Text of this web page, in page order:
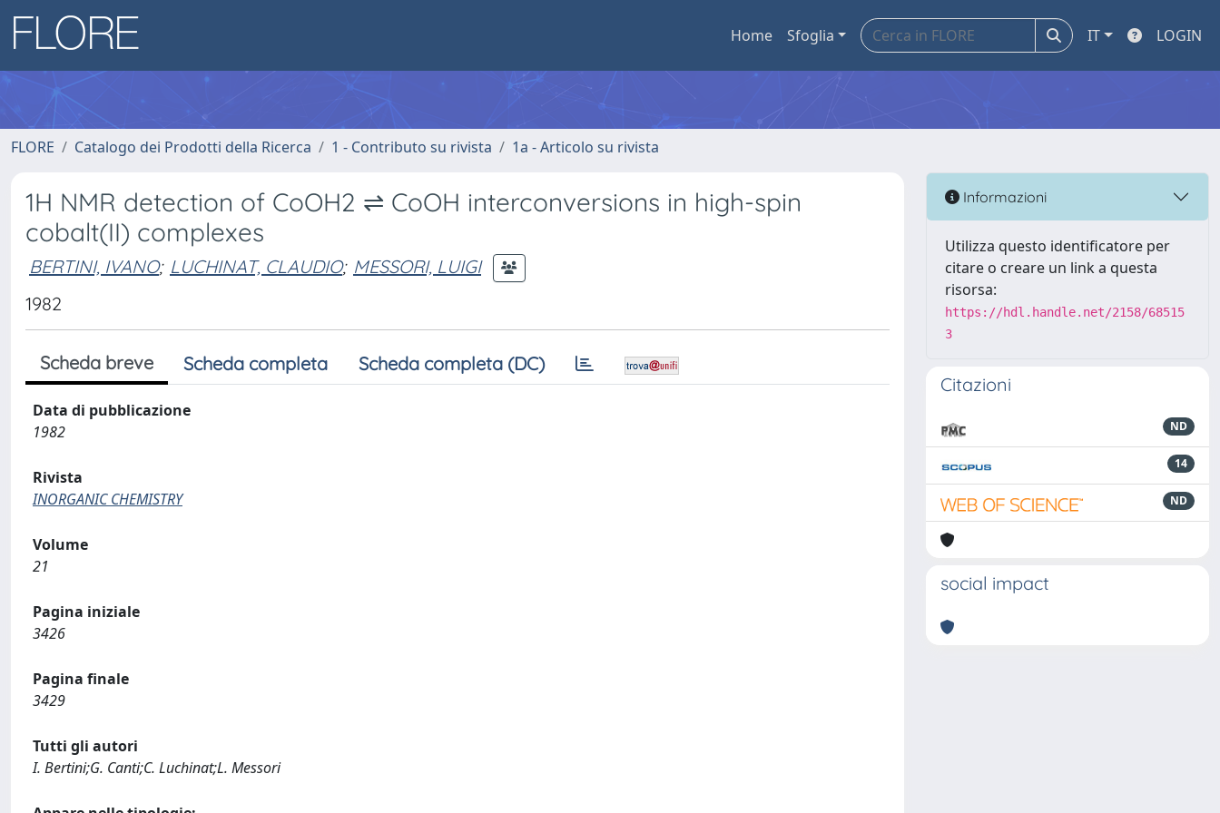
Home Sfoglia IT LOGIN
FLORE Catalogo dei Prodotti della Ricerca 1 - Contributo su rivista 1a - Articolo su rivista
1H NMR detection of CoOH2 ⇌ CoOH interconversions in high-spin
cobalt(II) complexes
BERTINI, IVANO; LUCHINAT, CLAUDIO; MESSORI, LUIGI
1982
Scheda breve Scheda completa Scheda completa (DC)
Data di pubblicazione
1982
Rivista
INORGANIC CHEMISTRY
Volume
21
Pagina iniziale
3426
Pagina finale
3429
Tutti gli autori
I. Bertini;G. Canti;C. Luchinat;L. Messori
Informazioni
Utilizza questo identificatore per
citare o creare un link a questa
risorsa:
https://hdl.handle.net/2158/68515
3
Citazioni
ND
14
ND
social impact